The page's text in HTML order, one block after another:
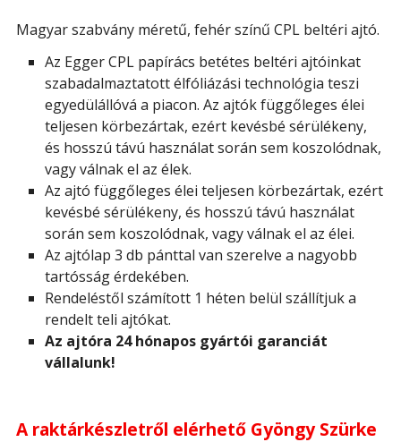
Magyar szabvány méretű, fehér színű CPL beltéri ajtó.
Az Egger CPL papírács betétes beltéri ajtóinkat
szabadalmaztatott élfóliázási technológia teszi
egyedülállóvá a piacon. Az ajtók függőleges élei
teljesen körbezártak, ezért kevésbé sérülékeny,
és hosszú távú használat során sem koszolódnak,
vagy válnak el az élek.
Az ajtó függőleges élei teljesen körbezártak, ezért
kevésbé sérülékeny, és hosszú távú használat
során sem koszolódnak, vagy válnak el az élei.
Az ajtólap 3 db pánttal van szerelve a nagyobb
tartósság érdekében.
Rendeléstől számított 1 héten belül szállítjuk a
rendelt teli ajtókat.
Az ajtóra 24 hónapos gyártói garanciát
vállalunk!
A raktárkészletről elérhető Gyöngy Szürke